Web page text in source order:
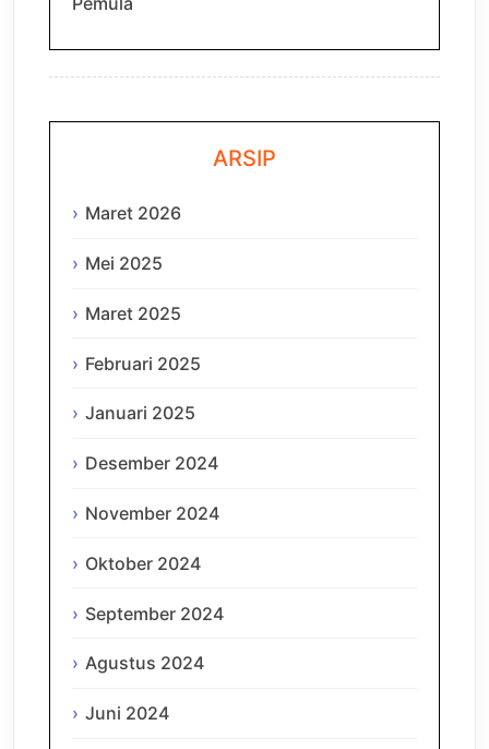
ARSIP
Maret 2026
Mei 2025
Maret 2025
Februari 2025
Januari 2025
Desember 2024
November 2024
Oktober 2024
September 2024
Agustus 2024
Juni 2024